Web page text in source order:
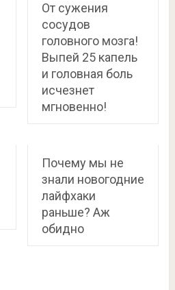
От сужения
сосудов
головного мозга!
Выпей 25 капель
и головная боль
исчезнет
мгновенно!
Почему мы не
знали новогодние
лайфхаки
раньше? Аж
обидно